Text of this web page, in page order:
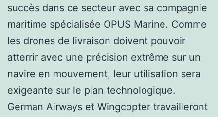
succès dans ce secteur avec sa compagnie
maritime spécialisée OPUS Marine. Comme
les drones de livraison doivent pouvoir
atterrir avec une précision extrême sur un
navire en mouvement, leur utilisation sera
exigeante sur le plan technologique.
German Airways et Wingcopter travailleront